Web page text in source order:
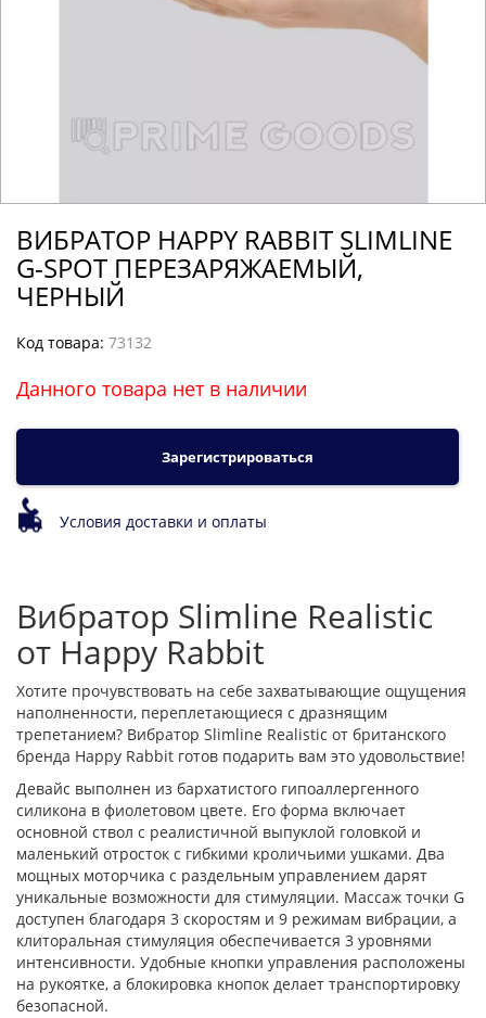
ВИБРАТОР HAPPY RABBIT SLIMLINE
G-SPOT ПЕРЕЗАРЯЖАЕМЫЙ,
ЧЕРНЫЙ
Код товара: 73132
Данного товара нет в наличии
Зарегистрироваться
Условия доставки и оплаты
Вибратор Slimline Realistic
от Happy Rabbit
Хотите прочувствовать на себе захватывающие ощущения
наполненности, переплетающиеся с дразнящим
трепетанием? Вибратор Slimline Realistic от британского
бренда Happy Rabbit готов подарить вам это удовольствие!
Девайс выполнен из бархатистого гипоаллергенного
силикона в фиолетовом цвете. Его форма включает
основной ствол с реалистичной выпуклой головкой и
маленький отросток с гибкими кроличьими ушками. Два
мощных моторчика с раздельным управлением дарят
уникальные возможности для стимуляции. Массаж точки G
доступен благодаря 3 скоростям и 9 режимам вибрации, а
клиторальная стимуляция обеспечивается 3 уровнями
интенсивности. Удобные кнопки управления расположены
на рукоятке, а блокировка кнопок делает транспортировку
безопасной.